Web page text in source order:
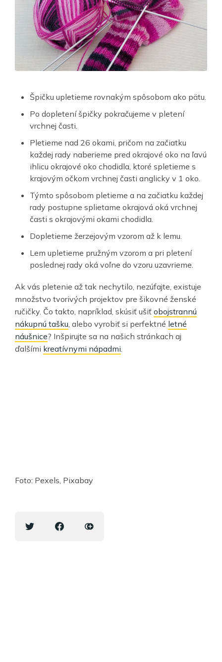
Špičku upletieme rovnakým spôsobom ako pätu.
Po dopletení špičky pokračujeme v pletení
vrchnej časti.
Pletieme nad 26 okami, pričom na začiatku
každej rady naberieme pred okrajové oko na ľavú
ihlicu okrajové oko chodidla, ktoré spletieme s
krajovým očkom vrchnej časti anglicky v 1 oko.
Týmto spôsobom pletieme a na začiatku každej
rady postupne splietame okrajová oká vrchnej
časti s okrajovými okami chodidla.
Dopletieme žerzejovým vzorom až k lemu.
Lem upletieme pružným vzorom a pri pletení
poslednej rady oká voľne do vzoru uzavrieme.
Ak vás pletenie až tak nechytilo, nezúfajte, existuje
množstvo tvorivých projektov pre šikovné ženské
ručičky. Čo takto, napríklad, skúsiť ušiť obojstrannú
nákupnú tašku , alebo vyrobiť si perfektné letné
náušnice? Inšpirujte sa na našich stránkach aj
ďalšími kreatívnymi nápadmi
Foto: Pexels, Pixabay